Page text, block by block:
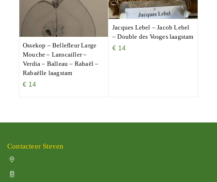
Ossekop – Bellefleur Large
Mouche – Lanscailler –
Verdia – Balleau – Rabaël –
Rabaëlle laagstam
€ 14
Jacques Lebel – Jacob Lebel
– Double des Vosges laagstam
€ 14
Contacteer Steven